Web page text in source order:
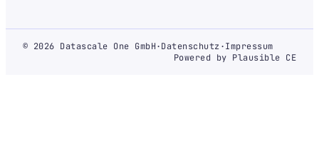
© 2026 Datascale One GmbH·Datenschutz·Impressum
Powered by Plausible CE